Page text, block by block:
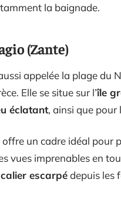
la baignade.
(Zante)
appelée la plage du
Elle se situe sur l’île
éclatant, ainsi que pour
un cadre idéal pour
vues imprenables en
escarpédepuis les